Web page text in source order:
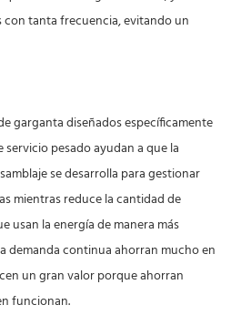
tanta frecuencia, evitando un
garganta diseñados específicamente
servicio pesado ayudan a que la
se desarrolla para gestionar
mientras reduce la cantidad de
usan la energía de manera más
demanda continua ahorran mucho en
un gran valor porque ahorran
funcionan.